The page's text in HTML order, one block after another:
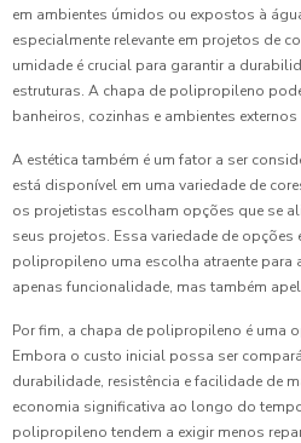
em ambientes úmidos ou expostos à
especialmente relevante em projetos de
umidade é crucial para garantir a
estruturas. A chapa de polipropileno
banheiros, cozinhas e ambientes
A estética também é um fator a ser
está disponível em uma variedade de
os projetistas escolham opções que se
seus projetos. Essa variedade de opções
polipropileno uma escolha atraente para
apenas funcionalidade, mas também
Por fim, a chapa de polipropileno é uma
Embora o custo inicial possa ser
durabilidade, resistência e facilidade de
economia significativa ao longo do
polipropileno tendem a exigir menos